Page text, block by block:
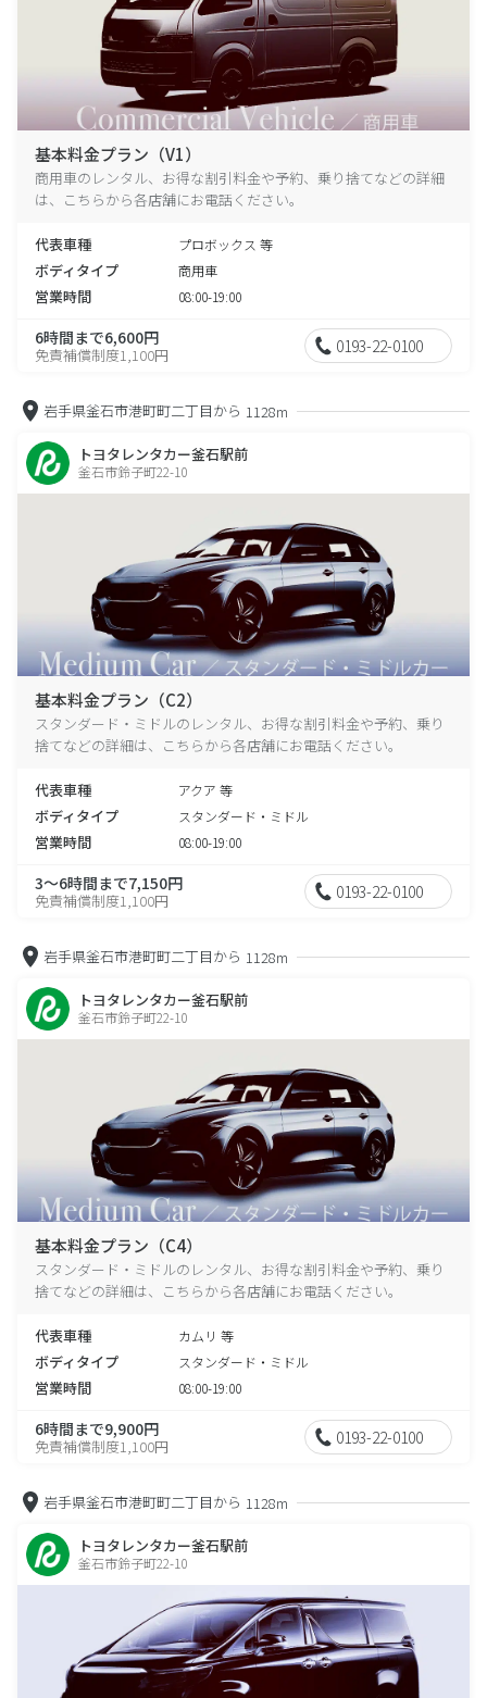
基本料金プラン（V1）
商用車のレンタル、お得な割引料金や予約、乗り捨てなどの詳細
は、こちらから各店舗にお電話ください。
代表車種 プロボックス 等
ボディタイプ 商用車
営業時間 08:00-19:00
6時間まで6,600円
免責補償制度1,100円 0193-22-0100
岩手県釜石市港町町二丁目から 1128m
トヨタレンタカー釜石駅前
釜石市鈴子町22-10
基本料金プラン（C2）
スタンダード・ミドルのレンタル、お得な割引料金や予約、乗り
捨てなどの詳細は、こちらから各店舗にお電話ください。
代表車種 アクア 等
ボディタイプ スタンダード・ミドル
営業時間 08:00-19:00
3～6時間まで7,150円
免責補償制度1,100円 0193-22-0100
岩手県釜石市港町町二丁目から 1128m
トヨタレンタカー釜石駅前
釜石市鈴子町22-10
基本料金プラン（C4）
スタンダード・ミドルのレンタル、お得な割引料金や予約、乗り
捨てなどの詳細は、こちらから各店舗にお電話ください。
代表車種 カムリ 等
ボディタイプ スタンダード・ミドル
営業時間 08:00-19:00
6時間まで9,900円
免責補償制度1,100円 0193-22-0100
岩手県釜石市港町町二丁目から 1128m
トヨタレンタカー釜石駅前
釜石市鈴子町22-10